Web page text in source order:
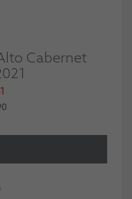
Cabernet